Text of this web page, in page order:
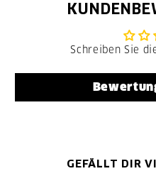
Schreiben Sie
GEFÄLLT DIR